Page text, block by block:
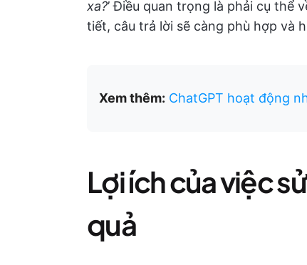
xa?’ Điều quan trọng là phải cụ thể
tiết, câu trả lời sẽ càng phù hợp và
Xem thêm: ChatGPT hoạt động
Lợi ích của việc
quả